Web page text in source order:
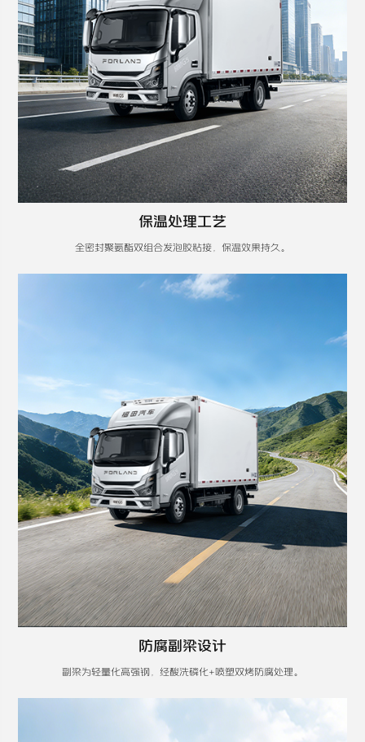
保温处理工艺
全密封聚氨酯双组合发泡胶粘接，保温效果持久。
防腐副梁设计
副梁为轻量化高强钢，经酸洗磷化+喷塑双烤防腐处理。